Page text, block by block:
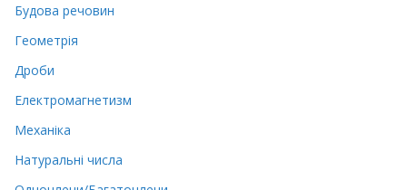
Будова речовин
Геометрія
Дроби
Електромагнетизм
Механіка
Натуральні числа